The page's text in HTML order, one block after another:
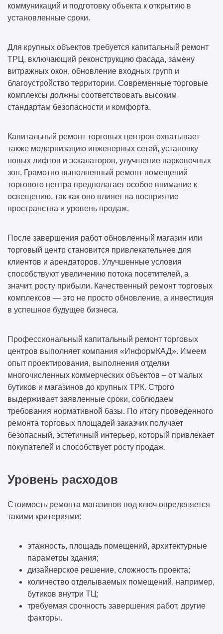
коммуникаций и подготовку объекта к открытию в
установленные сроки.
Для крупных объектов требуется капитальный ремонт
ТРЦ, включающий реконструкцию фасада, замену
витражных окон, обновление входных групп и
благоустройство территории. Современные торговые
комплексы должны соответствовать высоким
стандартам безопасности и комфорта.
Капитальный ремонт торговых центров охватывает
также модернизацию инженерных сетей, установку
новых лифтов и эскалаторов, улучшение парковочных
зон. Грамотно выполненный ремонт помещений
торгового центра предполагает особое внимание к
освещению, так как оно влияет на восприятие
пространства и уровень продаж.
После завершения работ обновленный магазин или
торговый центр становится привлекательнее для
клиентов и арендаторов. Улучшенные условия
способствуют увеличению потока посетителей, а
значит, росту прибыли. Качественный ремонт торговых
комплексов — это не просто обновление, а инвестиция
в успешное будущее бизнеса.
Профессиональный капитальный ремонт торговых
центров выполняет компания «ИнформКАД». Имеем
опыт проектирования, выполнения отделки
многочисленных коммерческих объектов – от малых
бутиков и магазинов до крупных ТРК. Строго
выдерживает заявленные сроки, соблюдаем
требования нормативной базы. По итогу проведенного
ремонта торговых площадей заказчик получает
безопасный, эстетичный интерьер, который привлекает
покупателей и способствует росту продаж.
Уровень расходов
Стоимость ремонта магазинов под ключ определяется
такими критериями:
этажность, площадь помещений, архитектурные
параметры здания;
дизайнерское решение, сложность проекта;
количество отделываемых помещений, например,
бутиков внутри ТЦ;
требуемая срочность завершения работ, другие
факторы.